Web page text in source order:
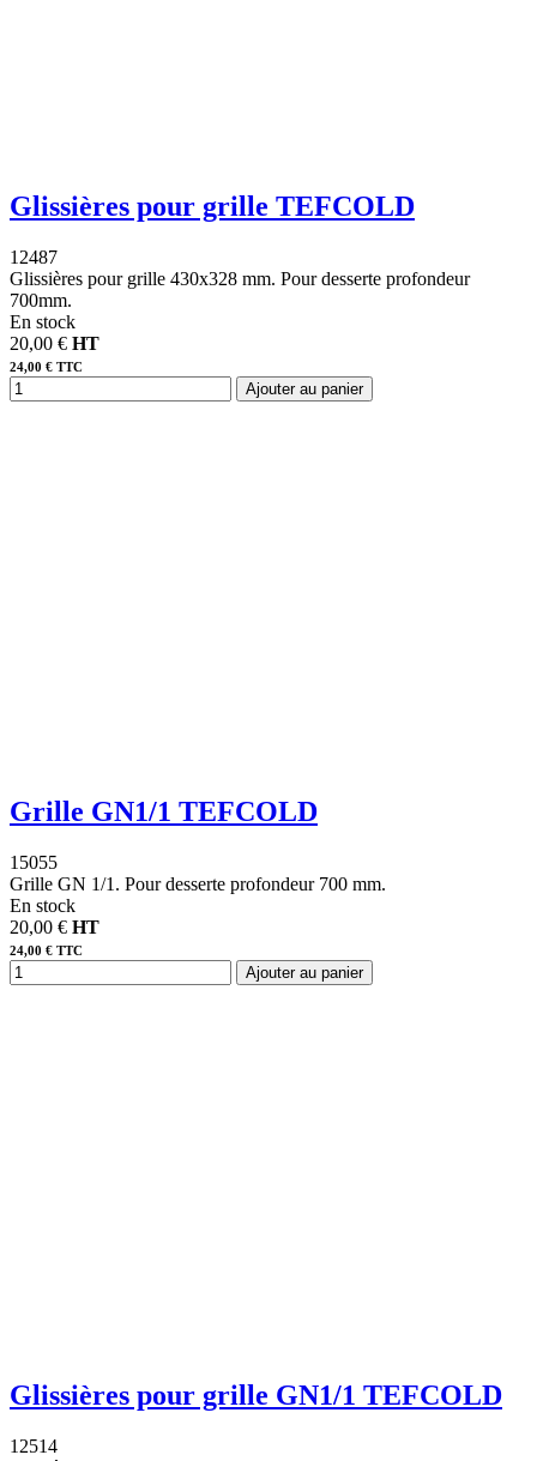
Glissières pour grille TEFCOLD
12487
Glissières pour grille 430x328 mm. Pour desserte profondeur
700mm.
En stock
20,00 € HT
24,00 € TTC
Ajouter au panier
Grille GN1/1 TEFCOLD
15055
Grille GN 1/1. Pour desserte profondeur 700 mm.
En stock
20,00 € HT
24,00 € TTC
Ajouter au panier
Glissières pour grille GN1/1 TEFCOLD
12514